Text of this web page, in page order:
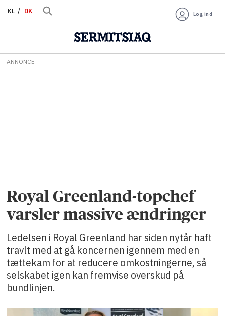
KL DK Log ind
ANNONCE
Royal Greenland-topchef
varsler massive ændringer
Ledelsen i Royal Greenland har siden nytår haft
travlt med at gå koncernen igennem med en
tættekam for at reducere omkostningerne, så
selskabet igen kan fremvise overskud på
bundlinjen.